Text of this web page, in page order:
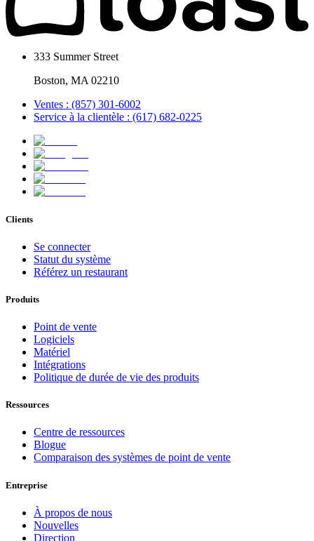
333 Summer Street
Boston, MA 02210
Ventes : (857) 301-6002
Service à la clientèle : (617) 682-0225
Clients
Se connecter
Statut du système
Référez un restaurant
Produits
Point de vente
Logiciels
Matériel
Intégrations
Politique de durée de vie des produits
Ressources
Centre de ressources
Blogue
Comparaison des systèmes de point de vente
Entreprise
À propos de nous
Nouvelles
Direction